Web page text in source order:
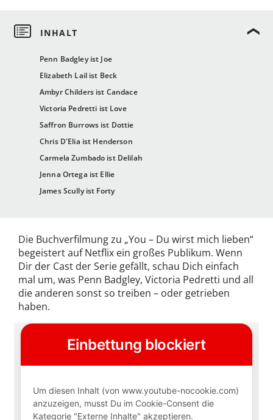
Penn Badgley ist Joe
Elizabeth Lail ist Beck
Ambyr Childers ist Candace
Victoria Pedretti ist Love
Saffron Burrows ist Dottie
Chris D'Elia ist Henderson
Carmela Zumbado ist Delilah
Jenna Ortega ist Ellie
James Scully ist Forty
Die Buchverfilmung zu „You – Du wirst mich lieben“
begeistert auf Netflix ein großes Publikum. Wenn
Dir der Cast der Serie gefällt, schau Dich einfach
mal um, was Penn Badgley, Victoria Pedretti und all
die anderen sonst so treiben – oder getrieben
haben.